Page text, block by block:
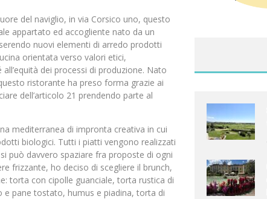
del naviglio, in via Corsico uno, questo
appartato ed accogliente nato da un
nuovi elementi di arredo prodotti
orientata verso valori etici,
dei processi di produzione. Nato
ristorante ha preso forma grazie ai
dell’articolo 21 prendendo parte al
mediterranea di impronta creativa in cui
biologici. Tutti i piatti vengono realizzati
può davvero spaziare fra proposte di ogni
frizzante, ho deciso di scegliere il brunch,
torta con cipolle guanciale, torta rustica di
e pane tostato, humus e piadina, torta di